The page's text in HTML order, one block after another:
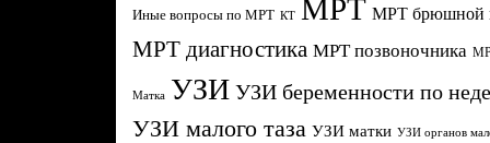
Иные вопросы по МРТ КТ МРТ МРТ брюшной
МРТ диагностика МРТ позвоночника
Матка УЗИ УЗИ беременности по
УЗИ малого таза УЗИ матки УЗИ органов